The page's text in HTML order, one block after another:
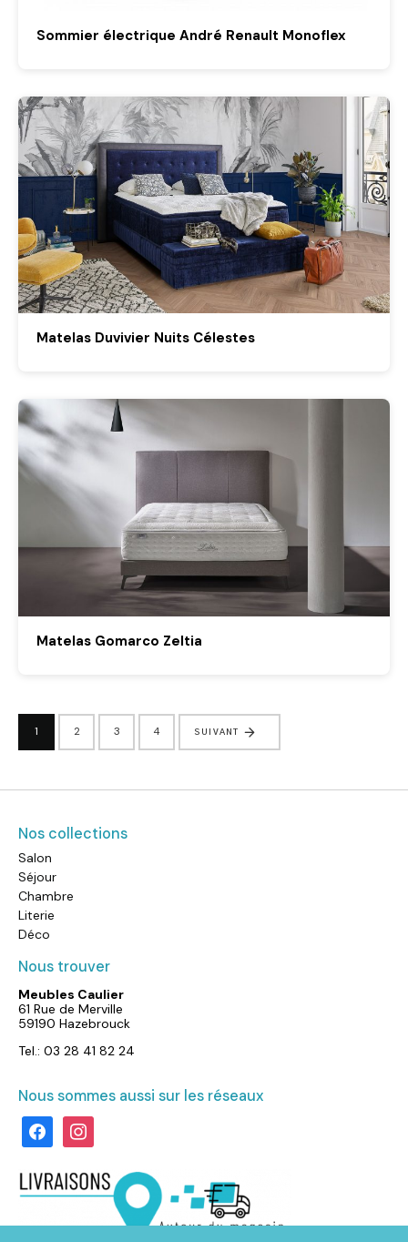
Sommier électrique André Renault Monoflex
Matelas Duvivier Nuits Célestes
Matelas Gomarco Zeltia
1 2 3 4 SUIVANT
Nos collections
Salon
Séjour
Chambre
Literie
Déco
Nous trouver
Meubles Caulier
61 Rue de Merville
59190 Hazebrouck
Tel.: 03 28 41 82 24
Nous sommes aussi sur les réseaux
facebookinstagram